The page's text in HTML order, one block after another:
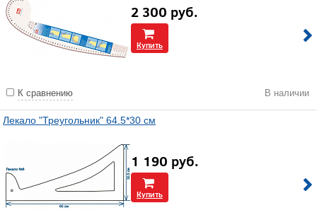
2 300 руб.
Купить
К сравнению В наличии
Лекало "Треугольник" 64.5*30 см
1 190 руб.
Купить